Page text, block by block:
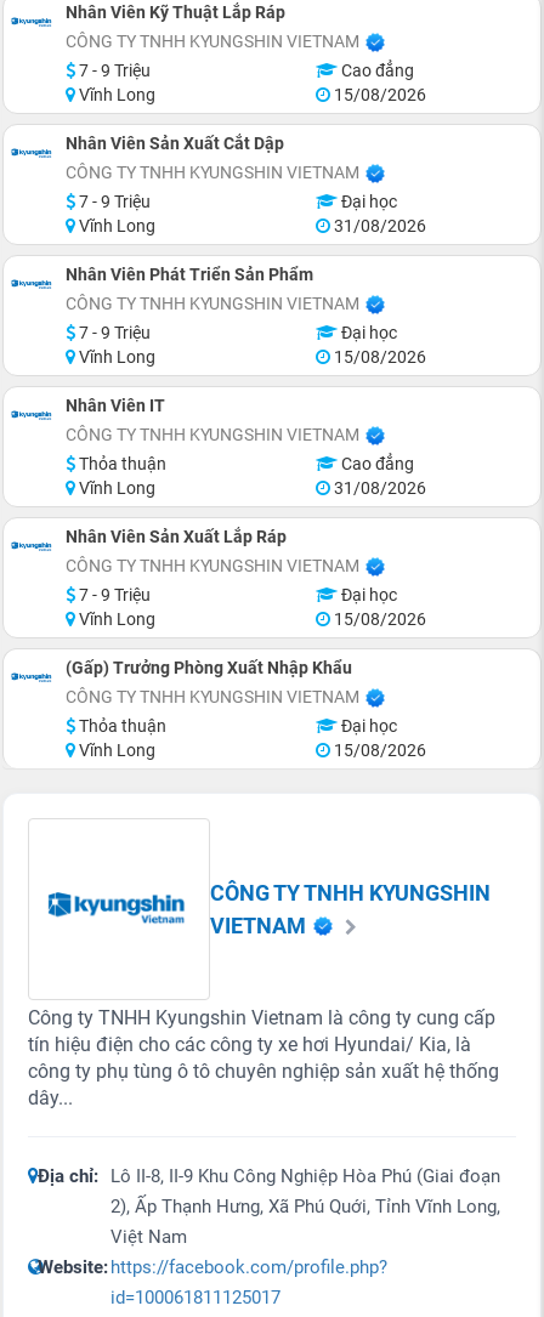
Nhân Viên Kỹ Thuật Lắp Ráp
CÔNG TY TNHH KYUNGSHIN VIETNAM
7 - 9 Triệu
Cao đẳng
Vĩnh Long
15/08/2026
Nhân Viên Sản Xuất Cắt Dập
CÔNG TY TNHH KYUNGSHIN VIETNAM
7 - 9 Triệu
Đại học
Vĩnh Long
31/08/2026
Nhân Viên Phát Triển Sản Phẩm
CÔNG TY TNHH KYUNGSHIN VIETNAM
7 - 9 Triệu
Đại học
Vĩnh Long
15/08/2026
Nhân Viên IT
CÔNG TY TNHH KYUNGSHIN VIETNAM
Thỏa thuận
Cao đẳng
Vĩnh Long
31/08/2026
Nhân Viên Sản Xuất Lắp Ráp
CÔNG TY TNHH KYUNGSHIN VIETNAM
7 - 9 Triệu
Đại học
Vĩnh Long
15/08/2026
(Gấp) Trưởng Phòng Xuất Nhập Khẩu
CÔNG TY TNHH KYUNGSHIN VIETNAM
Thỏa thuận
Đại học
Vĩnh Long
15/08/2026
CÔNG TY TNHH KYUNGSHIN
VIETNAM
Công ty TNHH Kyungshin Vietnam là công ty cung cấp
tín hiệu điện cho các công ty xe hơi Hyundai/ Kia, là
công ty phụ tùng ô tô chuyên nghiệp sản xuất hệ thống
dây...
Địa chỉ:
Lô II-8, II-9 Khu Công Nghiệp Hòa Phú (Giai đoạn
2), Ấp Thạnh Hưng, Xã Phú Quới, Tỉnh Vĩnh Long,
Việt Nam
Website:https://facebook.com/profile.php?
id=100061811125017